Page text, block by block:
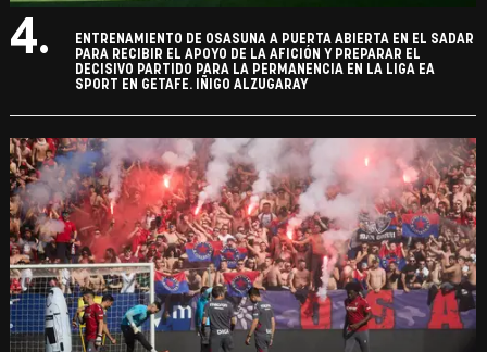
4.
ENTRENAMIENTO DE OSASUNA A PUERTA ABIERTA EN EL SADAR
PARA RECIBIR EL APOYO DE LA AFICIÓN Y PREPARAR EL
DECISIVO PARTIDO PARA LA PERMANENCIA EN LA LIGA EA
SPORT EN GETAFE. IÑIGO ALZUGARAY